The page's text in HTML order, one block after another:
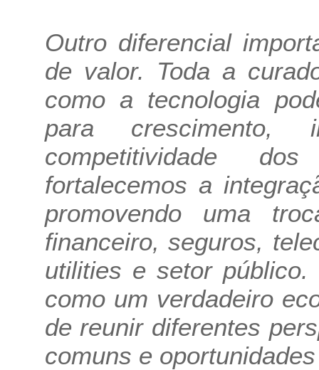
Outro diferencial
de valor. Toda a
como a tecnologia
para crescimento,
competitividade
fortalecemos a
promovendo uma
financeiro, seguros,
utilities e setor
como um verdadeiro
de reunir diferentes
comuns e